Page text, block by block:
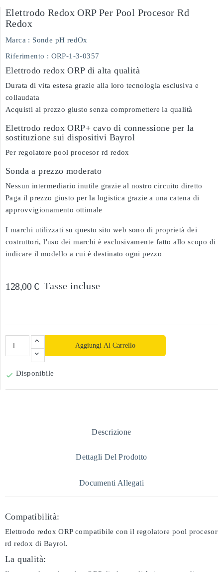
Elettrodo Redox ORP Per Pool Procesor Rd
Redox
Marca : Sonde pH redOx
Riferimento : ORP-1-3-0357
Elettrodo redox ORP di alta qualità
Durata di vita estesa grazie alla loro tecnologia esclusiva e
collaudata
Acquisti al prezzo giusto senza compromettere la qualità
Elettrodo redox ORP+ cavo di connessione per la
sostituzione sui dispositivi Bayrol
Per regolatore pool procesor rd redox
Sonda a prezzo moderato
Nessun intermediario inutile grazie al nostro circuito diretto
Paga il prezzo giusto per la logistica grazie a una catena di
approvvigionamento ottimale
I marchi utilizzati su questo sito web sono di proprietà dei
costruttori, l'uso dei marchi è esclusivamente fatto allo scopo di
indicare il modello a cui è destinato ogni pezzo
128,00 € Tasse incluse
Aggiungi Al Carrello
 Disponibile
Descrizione
Dettagli Del Prodotto
Documenti Allegati
Compatibilità:
Elettrodo redox ORP compatibile con il regolatore pool procesor
rd redox di Bayrol.
La qualità: